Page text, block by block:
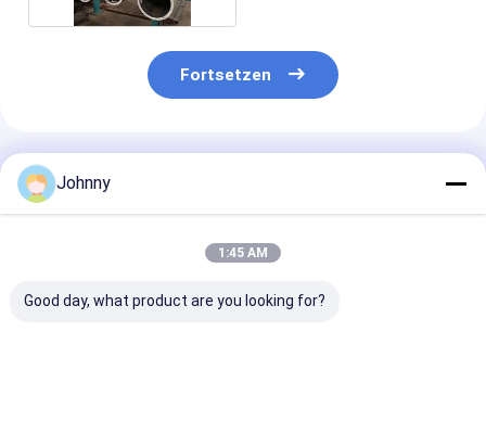
Fortsetzen
Empfohlene Produkte
Johnny
1:45 AM
Good day, what product are you looking for?